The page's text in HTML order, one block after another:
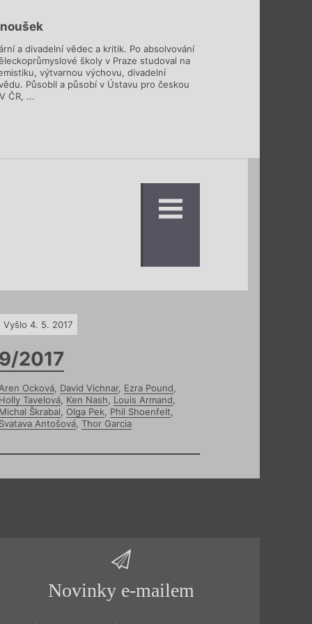
a divadelní vědec a kritik. Po absolvování
školy v Praze studoval na
výtvarnou výchovu, divadelní
Působil a působí v Ústavu pro českou
ČR, ...
Vyšlo 4. 5. 2017
2017
Ocková, David Vichnar, Ezra Pound,
Tavelová, Ken Nash, Louis Armand,
Škrabal, Olga Pek, Phil Shoenfelt,
Antošová, Thor Garcia
Novinky e-mailem